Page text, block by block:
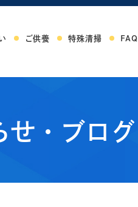
ご供養 特殊清掃 FAQ
せ・ブログ